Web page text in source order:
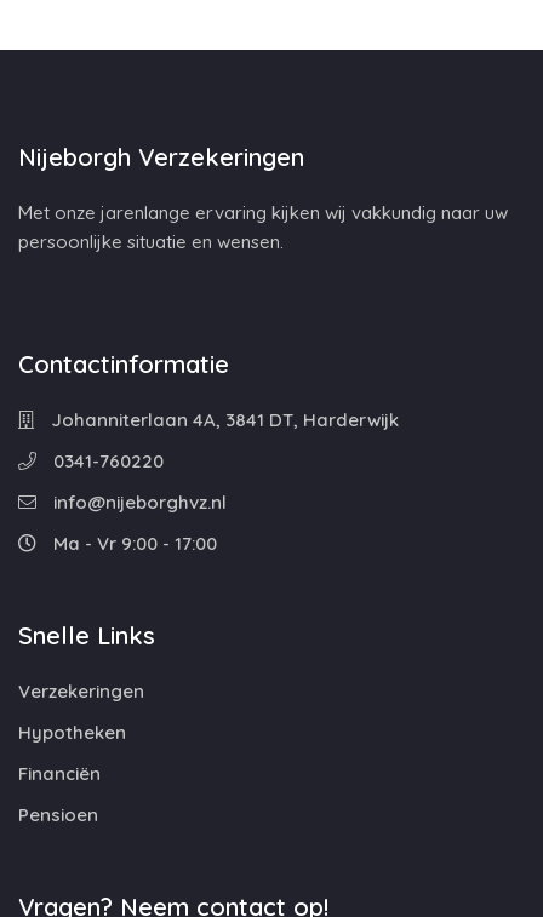
Nijeborgh Verzekeringen
Met onze jarenlange ervaring kijken wij vakkundig naar uw
persoonlijke situatie en wensen.
Contactinformatie
Johanniterlaan 4A, 3841 DT, Harderwijk
0341-760220
info@nijeborghvz.nl
Ma - Vr 9:00 - 17:00
Snelle Links
Verzekeringen
Hypotheken
Financiën
Pensioen
Vragen? Neem contact op!